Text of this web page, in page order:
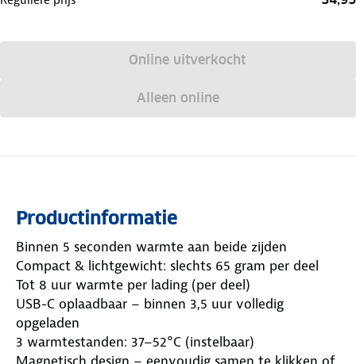
Online uitverkocht
Alleen online
Productinformatie
Binnen 5 seconden warmte aan beide zijden
Compact & lichtgewicht: slechts 65 gram per deel
Tot 8 uur warmte per lading (per deel)
USB-C oplaadbaar – binnen 3,5 uur volledig
opgeladen
3 warmtestanden: 37–52°C (instelbaar)